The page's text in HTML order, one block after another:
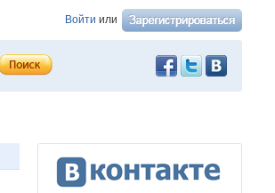
Войти или